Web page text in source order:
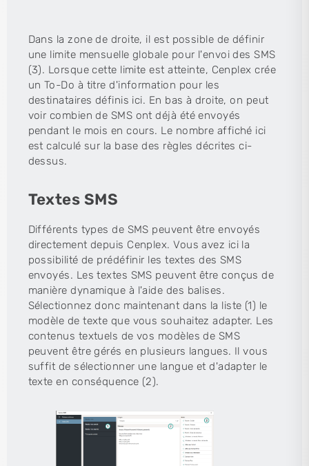
Dans la zone de droite, il est possible de définir
une limite mensuelle globale pour l'envoi des SMS
(3). Lorsque cette limite est atteinte, Cenplex crée
un To-Do à titre d'information pour les
destinataires définis ici. En bas à droite, on peut
voir combien de SMS ont déjà été envoyés
pendant le mois en cours. Le nombre affiché ici
est calculé sur la base des règles décrites ci-
dessus.
Textes SMS
Différents types de SMS peuvent être envoyés
directement depuis Cenplex. Vous avez ici la
possibilité de prédéfinir les textes des SMS
envoyés. Les textes SMS peuvent être conçus de
manière dynamique à l'aide des balises.
Sélectionnez donc maintenant dans la liste (1) le
modèle de texte que vous souhaitez adapter. Les
contenus textuels de vos modèles de SMS
peuvent être gérés en plusieurs langues. Il vous
suffit de sélectionner une langue et d'adapter le
texte en conséquence (2).